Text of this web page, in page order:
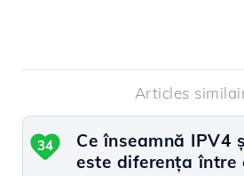
Articles
Ce înseamnă IPV4
este diferența între
34